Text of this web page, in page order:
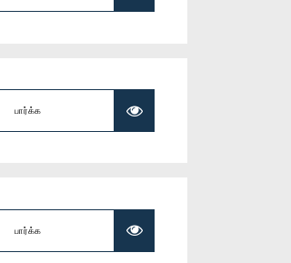
பார்க்க
பார்க்க